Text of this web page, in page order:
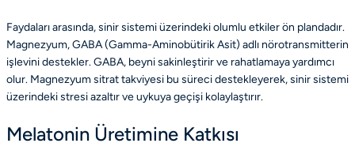
Faydaları arasında, sinir sistemi üzerindeki olumlu etkiler ön plandadır.
Magnezyum, GABA (Gamma-Aminobütirik Asit) adlı nörotransmitterin
işlevini destekler. GABA, beyni sakinleştirir ve rahatlamaya yardımcı
olur. Magnezyum sitrat takviyesi bu süreci destekleyerek, sinir sistemi
üzerindeki stresi azaltır ve uykuya geçişi kolaylaştırır.
Melatonin Üretimine Katkısı